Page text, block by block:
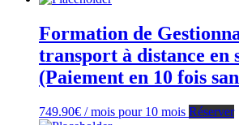
Formation de
transport à distance en
(Paiement en 10 fois
749.90€ / mois pour 10 mois Réserver